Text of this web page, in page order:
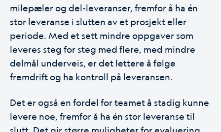
milepæler og del-leveranser, fremfor å ha én
stor leveranse i slutten av et prosjekt eller
periode. Med et sett mindre oppgaver som
leveres steg for steg med flere, med mindre
delmål underveis, er det lettere å følge
fremdrift og ha kontroll på leveransen.
Det er også en fordel for teamet å stadig kunne
levere noe, fremfor å ha én stor leveranse til
slutt. Det gir større muligheter for evaluering